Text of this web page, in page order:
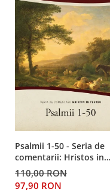
Dezvoltare personala
Leadership
Mediu
Sanatate / nutritie
Psalmii 1-50 - Seria de
comentarii: Hristos in
centru
110,00 RON
97,90 RON